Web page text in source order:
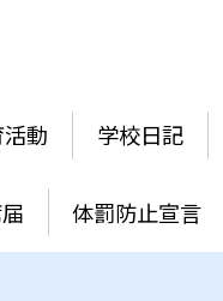
動 学校日記
体罰防止宣言